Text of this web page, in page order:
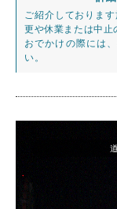
ご紹介しておりま
更や休業または中止
おでかけの際には
い。